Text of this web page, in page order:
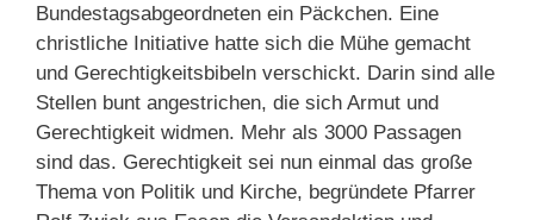
Bundestagsabgeordneten ein Päckchen. Eine
christliche Initiative hatte sich die Mühe gemacht
und Gerechtigkeitsbibeln verschickt. Darin sind alle
Stellen bunt angestrichen, die sich Armut und
Gerechtigkeit widmen. Mehr als 3000 Passagen
sind das. Gerechtigkeit sei nun einmal das große
Thema von Politik und Kirche, begründete Pfarrer